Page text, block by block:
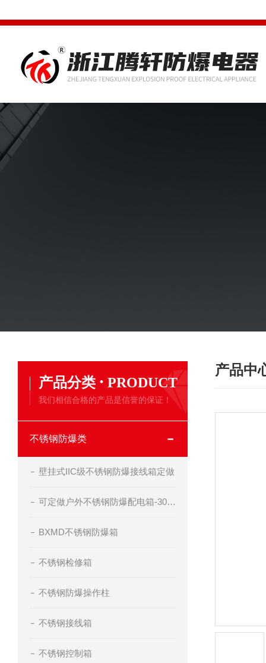
产品分类 · PRODUCT
我们相信合格的产品是信誉的保证！
不锈钢防爆类
壁挂式IIC级不锈钢防爆接线箱定做
可定做户外不锈钢防爆配电箱-304不锈钢防爆开关箱
BXMD不锈钢防爆箱
不锈钢检修箱
不锈钢防爆操作柱
不锈钢接线箱
不锈钢控制箱
产品中